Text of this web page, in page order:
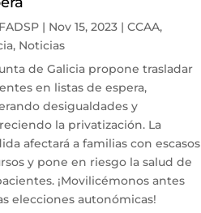
FADSP | Nov 15, 2023 |CCAA,
, Noticias
de Galicia propone trasladar
en listas de espera,
desigualdades y
la privatización. La
afectará a familias con escasos
y pone en riesgo la salud de
¡Movilicémonos antes
elecciones autonómicas!